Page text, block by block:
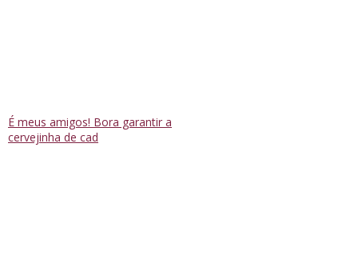
É meus amigos! Bora garantir a
cervejinha de cad